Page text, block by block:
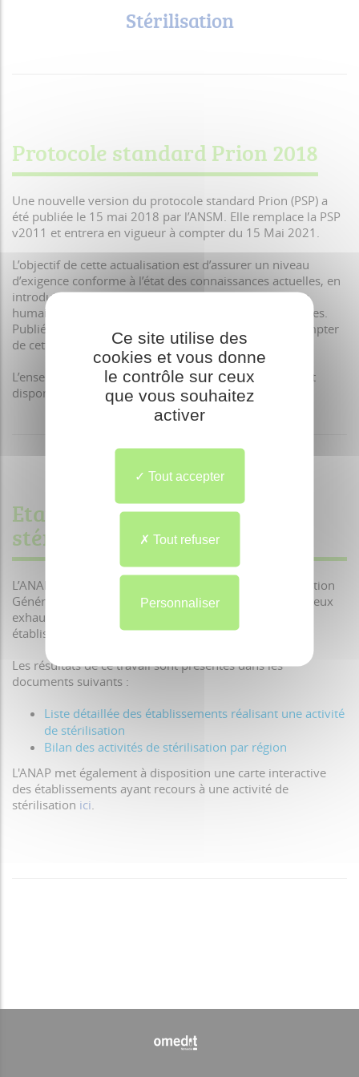
Stérilisation
Protocole standard Prion 2018
Une nouvelle version du protocole standard Prion (PSP) a
été publiée le 15 mai 2018 par l’ANSM. Elle remplace la PSP
v2011 et entrera en vigueur à compter du 15 Mai 2021.
L’objectif de cette actualisation est d’assurer un niveau
d’exigence conforme à l’état des connaissances actuelles, en
introduisant par exemple des tests in vivo sur souche
humaine et les nouvelles techniques in vitro disponibles.
Publié le 15 mai 2018, ce PSP peut être appliqué à compter
de cette date.
L’ensemble du protocole et des documents associés est
disponible sur le site de l’ANSM en cliquant ici.
Etat des lieux de l'activité de
stérilisation
L’ANAP a été missionnée à l’automne 2015 par la Direction
Générale de l’Offre de Soins pour dresser un état des lieux
exhaustif de l’activité de stérilisation de l’ensemble des
établissements sanitaires sur le territoire national.
Les résultats de ce travail sont présentés dans les
documents suivants :
Liste détaillée des établissements réalisant une activité
de stérilisation
Bilan des activités de stérilisation par région
L'ANAP met également à disposition une carte interactive
des établissements ayant recours à une activité de
stérilisation ici.
Ce site utilise des
cookies et vous donne
le contrôle sur ceux
que vous souhaitez
activer
Tout accepter
Tout refuser
Personnaliser